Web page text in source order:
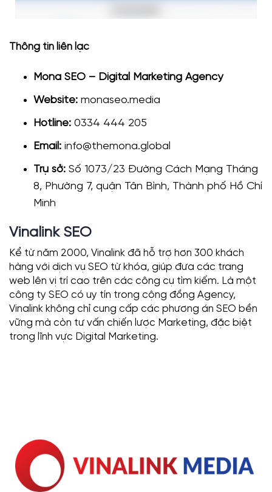
Thông tin liên lạc
Mona SEO – Digital Marketing Agency
Website: monaseo.media
Hotline: 0334 444 205
Email: info@themona.global
Trụ sở: Số 1073/23 Đường Cách Mạng Tháng
8, Phường 7, quận Tân Bình, Thành phố Hồ Chí
Minh
Vinalink SEO
Kể từ năm 2000, Vinalink đã hỗ trợ hơn 300 khách
hàng với dịch vụ SEO từ khóa, giúp đưa các trang
web lên vị trí cao trên các công cụ tìm kiếm. Là một
công ty SEO có uy tín trong cộng đồng Agency,
Vinalink không chỉ cung cấp các phương án SEO bền
vững mà còn tư vấn chiến lược Marketing, đặc biệt
trong lĩnh vực Digital Marketing.